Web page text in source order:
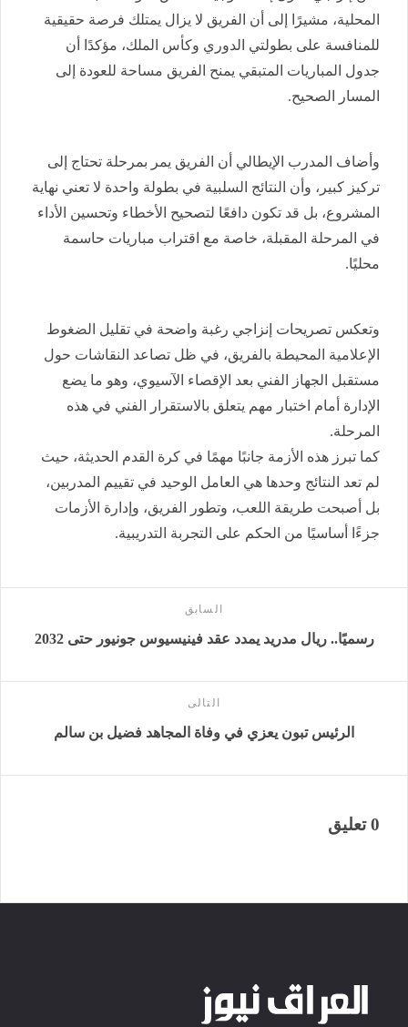
المحلية، مشيرًا إلى أن الفريق لا يزال يمتلك فرصة حقيقية
للمنافسة على بطولتي الدوري وكأس الملك، مؤكدًا أن
جدول المباريات المتبقي يمنح الفريق مساحة للعودة إلى
المسار الصحيح.
وأضاف المدرب الإيطالي أن الفريق يمر بمرحلة تحتاج إلى
تركيز كبير، وأن النتائج السلبية في بطولة واحدة لا تعني نهاية
المشروع، بل قد تكون دافعًا لتصحيح الأخطاء وتحسين الأداء
في المرحلة المقبلة، خاصة مع اقتراب مباريات حاسمة
محليًا.
وتعكس تصريحات إنزاجي رغبة واضحة في تقليل الضغوط
الإعلامية المحيطة بالفريق، في ظل تصاعد النقاشات حول
مستقبل الجهاز الفني بعد الإقصاء الآسيوي، وهو ما يضع
الإدارة أمام اختبار مهم يتعلق بالاستقرار الفني في هذه
المرحلة.
كما تبرز هذه الأزمة جانبًا مهمًا في كرة القدم الحديثة، حيث
لم تعد النتائج وحدها هي العامل الوحيد في تقييم المدربين،
بل أصبحت طريقة اللعب، وتطور الفريق، وإدارة الأزمات
جزءًا أساسيًا من الحكم على التجربة التدريبية.
السابق
رسميًا.. ريال مدريد يمدد عقد فينيسيوس جونيور حتى 2032
التالى
الرئيس تبون يعزي في وفاة المجاهد فضيل بن سالم
0 تعليق